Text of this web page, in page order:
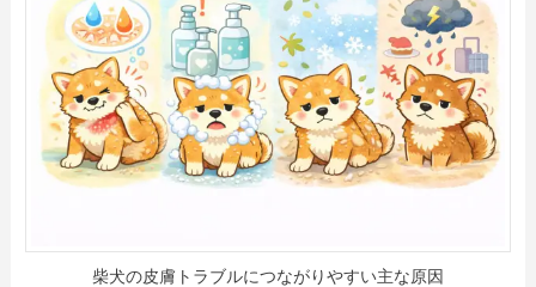
柴犬の皮膚トラブルにつながりやすい主な原因